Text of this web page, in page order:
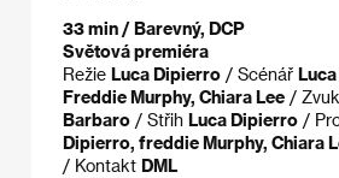
33 min / Barevný, DCP
Světová premiéra
Režie Luca Dipierro / Scénář
Freddie Murphy, Chiara Lee / Zvuk
Barbaro / Střih Luca Dipierro /
Dipierro, freddie Murphy, Chiara
/ Kontakt DML